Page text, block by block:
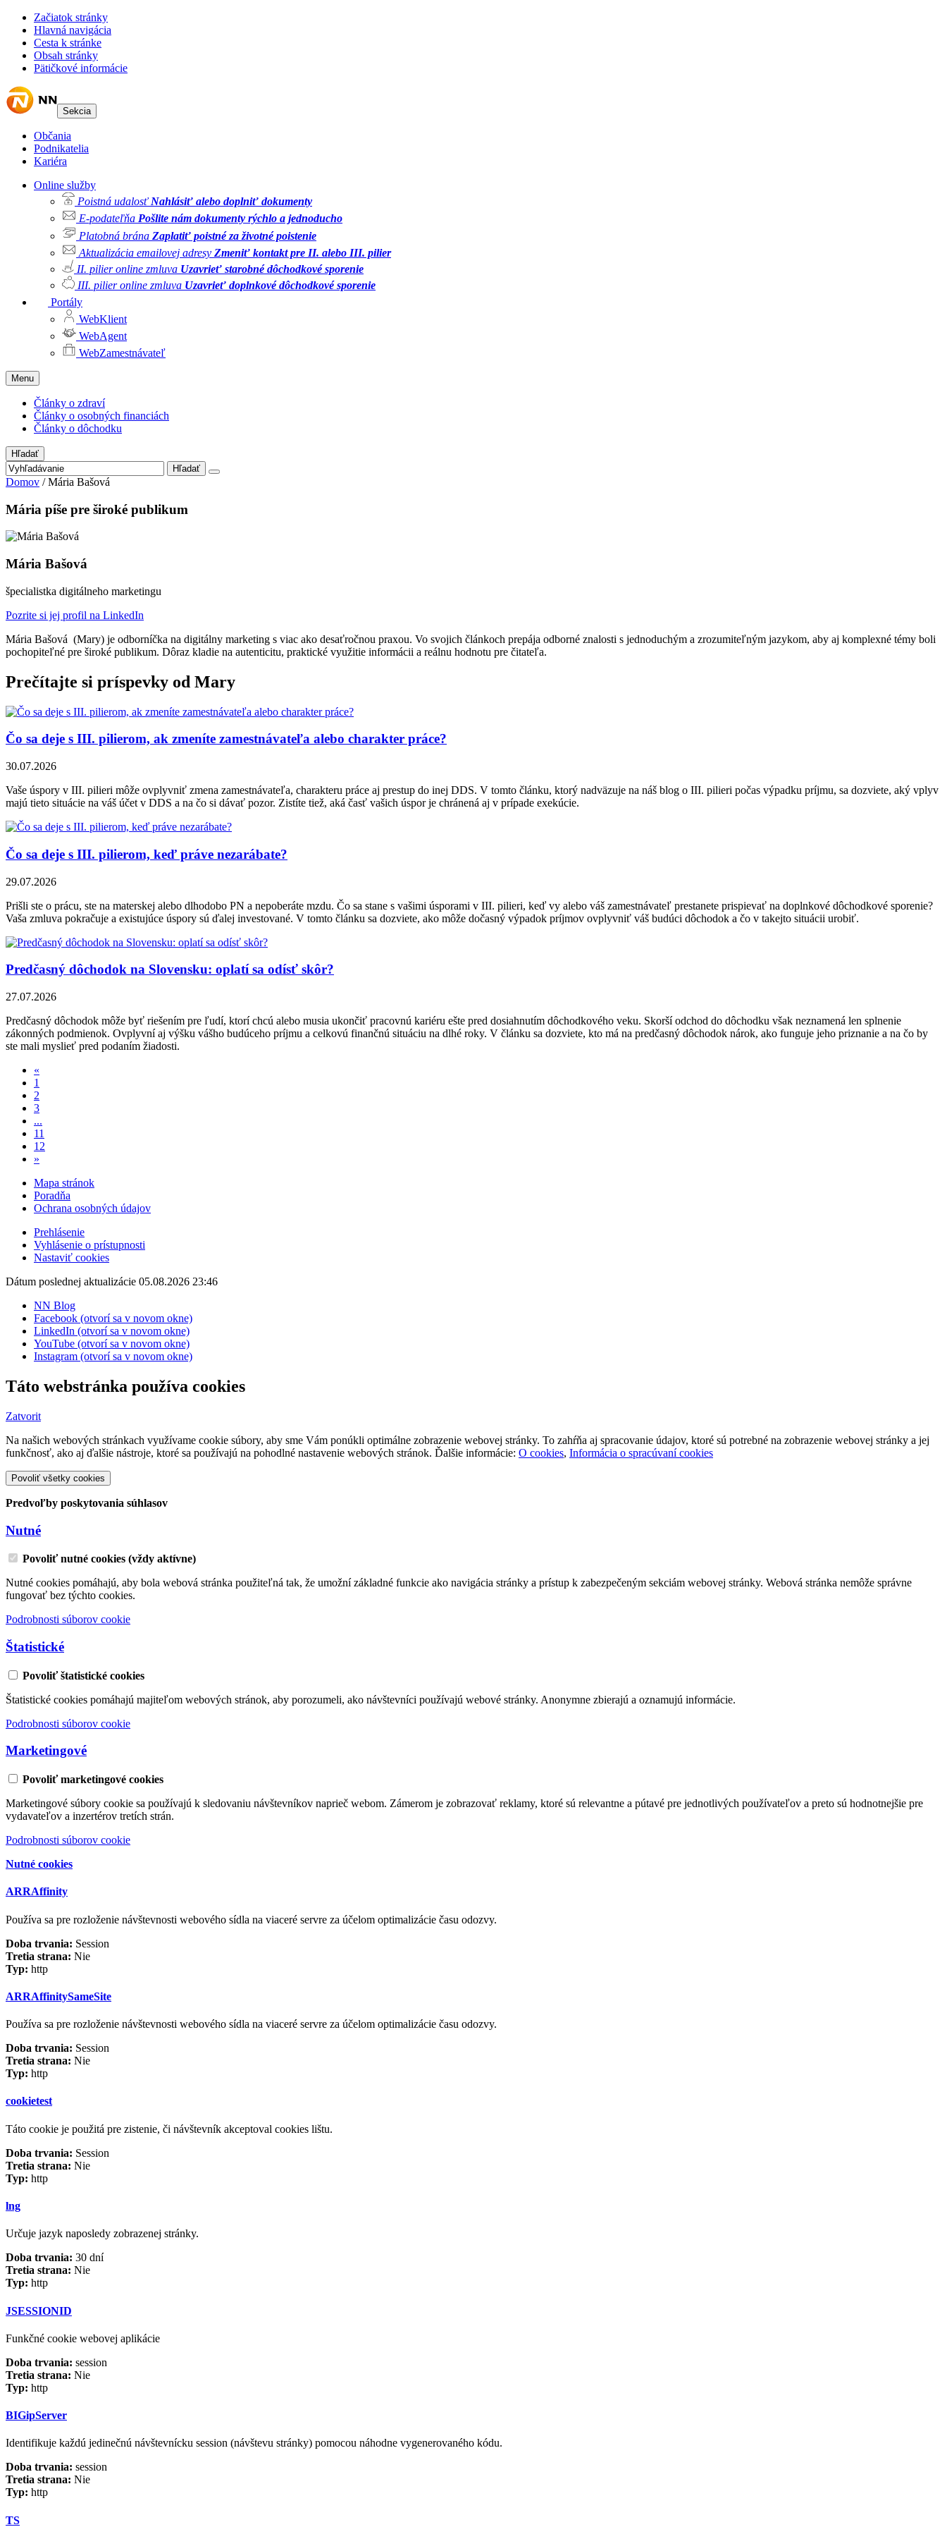
Začiatok stránky
Hlavná navigácia
Cesta k stránke
Obsah stránky
Pätičkové informácie
Sekcia
Občania
Podnikatelia
Kariéra
Online služby
Poistná udalosť Nahlásiť alebo doplniť dokumenty
E-podateľňa Pošlite nám dokumenty rýchlo a jednoducho
Platobná brána Zaplatiť poistné za životné poistenie
Aktualizácia emailovej adresy Zmeniť kontakt pre II. alebo III. pilier
II. pilier online zmluva Uzavrieť starobné dôchodkové sporenie
III. pilier online zmluva Uzavrieť doplnkové dôchodkové sporenie
Portály
WebKlient
WebAgent
WebZamestnávateľ
Menu
Články o zdraví
Články o osobných financiách
Články o dôchodku
Hľadať
Hľadať
Domov /Mária Bašová
Mária píše pre široké publikum
Mária Bašová
špecialistka digitálneho marketingu
Pozrite si jej profil na LinkedIn
Mária Bašová (Mary) je odborníčka na digitálny marketing s viac ako desaťročnou praxou. Vo svojich článkoch prepája odborné znalosti s jednoduchým a zrozumiteľným jazykom, aby aj komplexné témy boli
pochopiteľné pre široké publikum. Dôraz kladie na autenticitu, praktické využitie informácii a reálnu hodnotu pre čitateľa.
Prečítajte si príspevky od Mary
Čo sa deje s III. pilierom, ak zmeníte zamestnávateľa alebo charakter práce?
30.07.2026
Vaše úspory v III. pilieri môže ovplyvniť zmena zamestnávateľa, charakteru práce aj prestup do inej DDS. V tomto článku, ktorý nadväzuje na náš blog o III. pilieri počas výpadku príjmu, sa dozviete, aký vplyv
majú tieto situácie na váš účet v DDS a na čo si dávať pozor. Zistíte tiež, aká časť vašich úspor je chránená aj v prípade exekúcie.
Čo sa deje s III. pilierom, keď práve nezarábate?
29.07.2026
Prišli ste o prácu, ste na materskej alebo dlhodobo PN a nepoberáte mzdu. Čo sa stane s vašimi úsporami v III. pilieri, keď vy alebo váš zamestnávateľ prestanete prispievať na doplnkové dôchodkové sporenie?
Vaša zmluva pokračuje a existujúce úspory sú ďalej investované. V tomto článku sa dozviete, ako môže dočasný výpadok príjmov ovplyvniť váš budúci dôchodok a čo v takejto situácii urobiť.
Predčasný dôchodok na Slovensku: oplatí sa odísť skôr?
27.07.2026
Predčasný dôchodok môže byť riešením pre ľudí, ktorí chcú alebo musia ukončiť pracovnú kariéru ešte pred dosiahnutím dôchodkového veku. Skorší odchod do dôchodku však neznamená len splnenie
zákonných podmienok. Ovplyvní aj výšku vášho budúceho príjmu a celkovú finančnú situáciu na dlhé roky. V článku sa dozviete, kto má na predčasný dôchodok nárok, ako funguje jeho priznanie a na čo by
ste mali myslieť pred podaním žiadosti.
«
1
2
3
...
11
12
»
Mapa stránok
Poradňa
Ochrana osobných údajov
Prehlásenie
Vyhlásenie o prístupnosti
Nastaviť cookies
Dátum poslednej aktualizácie 05.08.2026 23:46
NN Blog
Facebook (otvorí sa v novom okne)
LinkedIn (otvorí sa v novom okne)
YouTube (otvorí sa v novom okne)
Instagram (otvorí sa v novom okne)
Táto webstránka používa cookies
Zatvorit
Na našich webových stránkach využívame cookie súbory, aby sme Vám ponúkli optimálne zobrazenie webovej stránky. To zahŕňa aj spracovanie údajov, ktoré sú potrebné na zobrazenie webovej stránky a jej
funkčnosť, ako aj ďalšie nástroje, ktoré sa používajú na pohodlné nastavenie webových stránok. Ďalšie informácie: O cookies, Informácia o spracúvaní cookies
Povoliť všetky cookies
Predvoľby poskytovania súhlasov
Nutné
Povoliť nutné cookies (vždy aktívne)
Nutné cookies pomáhajú, aby bola webová stránka použiteľná tak, že umožní základné funkcie ako navigácia stránky a prístup k zabezpečeným sekciám webovej stránky. Webová stránka nemôže správne
fungovať bez týchto cookies.
Podrobnosti súborov cookie
Štatistické
Povoliť štatistické cookies
Štatistické cookies pomáhajú majiteľom webových stránok, aby porozumeli, ako návštevníci používajú webové stránky. Anonymne zbierajú a oznamujú informácie.
Podrobnosti súborov cookie
Marketingové
Povoliť marketingové cookies
Marketingové súbory cookie sa používajú k sledovaniu návštevníkov naprieč webom. Zámerom je zobrazovať reklamy, ktoré sú relevantne a pútavé pre jednotlivých používateľov a preto sú hodnotnejšie pre
vydavateľov a inzertérov tretích strán.
Podrobnosti súborov cookie
Nutné cookies
ARRAffinity
Používa sa pre rozloženie návštevnosti webového sídla na viaceré servre za účelom optimalizácie času odozvy.
Doba trvania: Session
Tretia strana: Nie
Typ: http
ARRAffinitySameSite
Používa sa pre rozloženie návštevnosti webového sídla na viaceré servre za účelom optimalizácie času odozvy.
Doba trvania: Session
Tretia strana: Nie
Typ: http
cookietest
Táto cookie je použitá pre zistenie, či návštevník akceptoval cookies lištu.
Doba trvania: Session
Tretia strana: Nie
Typ: http
lng
Určuje jazyk naposledy zobrazenej stránky.
Doba trvania: 30 dní
Tretia strana: Nie
Typ: http
JSESSIONID
Funkčné cookie webovej aplikácie
Doba trvania: session
Tretia strana: Nie
Typ: http
BIGipServer
Identifikuje každú jedinečnú návštevnícku session (návštevu stránky) pomocou náhodne vygenerovaného kódu.
Doba trvania: session
Tretia strana: Nie
Typ: http
TS